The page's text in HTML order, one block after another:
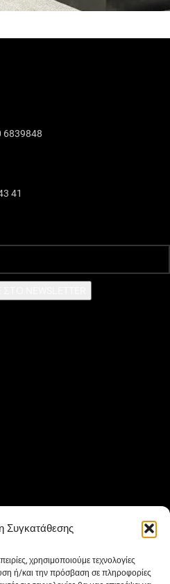
Συγκατάθεσης
χρησιμοποιούμε τεχνολογίες
ή/και την πρόσβαση σε πληροφορίες
6839848
41